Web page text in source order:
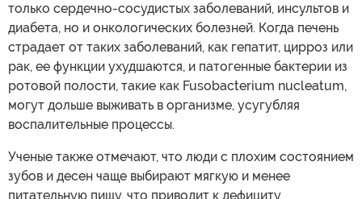
только сердечно-сосудистых заболеваний, инсультов и
диабета, но и онкологических болезней. Когда печень
страдает от таких заболеваний, как гепатит, цирроз или
рак, ее функции ухудшаются, и патогенные бактерии из
ротовой полости, такие как Fusobacterium nucleatum,
могут дольше выживать в организме, усугубляя
воспалительные процессы.
Ученые также отмечают, что люди с плохим состоянием
зубов и десен чаще выбирают мягкую и менее
питательную пищу, что приводит к дефициту